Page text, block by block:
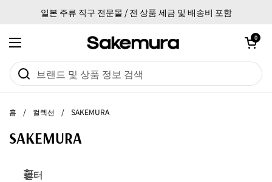
일본 주류 직구 전문몰 / 전 상품 세금 및 배송비 포함
메뉴 열기
카트 열기
0
홈 / 컬렉션 / SAKEMURA
SAKEMURA
필터